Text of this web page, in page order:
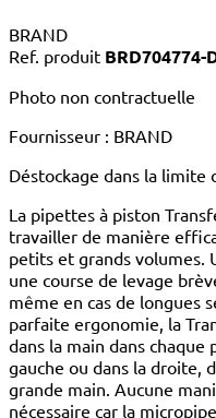
BRAND
Ref. produit BRD704774-
Photo non contractuelle
Fournisseur : BRAND
Déstockage dans la limite
La pipettes à piston
travailler de manière
petits et grands volumes.
une course de levage
même en cas de longues
parfaite ergonomie, la
dans la main dans chaque
gauche ou dans la droite,
grande main. Aucune
nécessaire car la